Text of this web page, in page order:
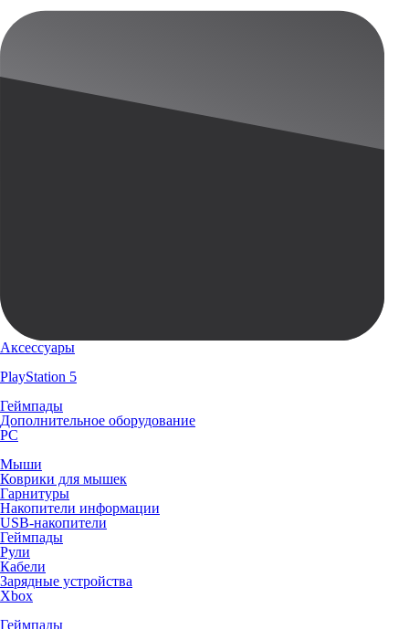
Аксессуары
PlayStation 5
Геймпады
Дополнительное оборудование
PC
Мыши
Коврики для мышек
Гарнитуры
Накопители информации
USB-накопители
Геймпады
Рули
Кабели
Зарядные устройства
Xbox
Геймпады